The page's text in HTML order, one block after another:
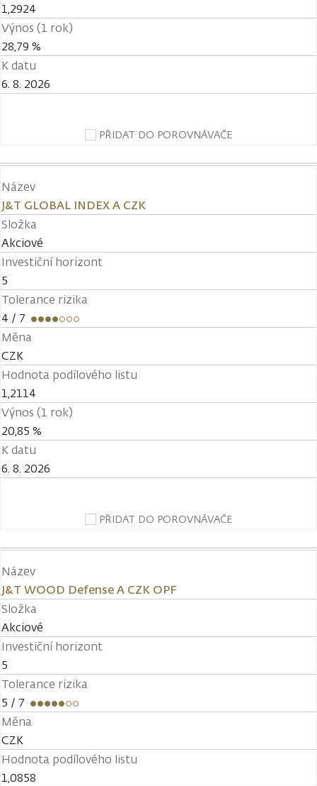
1,2924
Výnos (1 rok)
28,79 %
K datu
6. 8. 2026
PŘIDAT DO POROVNÁVAČE
Název
J&T GLOBAL INDEX A CZK
Složka
Akciové
Investiční horizont
5
Tolerance rizika
4 / 7
Měna
CZK
Hodnota podílového listu
1,2114
Výnos (1 rok)
20,85 %
K datu
6. 8. 2026
PŘIDAT DO POROVNÁVAČE
Název
J&T WOOD Defense A CZK OPF
Složka
Akciové
Investiční horizont
5
Tolerance rizika
5 / 7
Měna
CZK
Hodnota podílového listu
1,0858